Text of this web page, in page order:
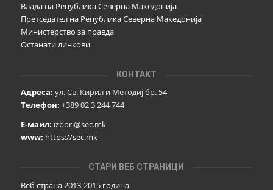
Влада на Република Северна Македонија
Претседател на Република Северна Македонија
Министерство за правда
Останати линкови
КОНТАКТ
Адреса: ул. Св. Кирил и Методиј бр. 54
Телефон: +389 02 3 244 744
Е-маил: izbori@sec.mk
www: https://sec.mk
СТАРИ ВЕБ СТРАНИЦИ
Веб страна 2013-2015 година